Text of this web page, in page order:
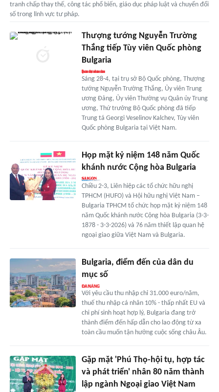
tranh chấp thay thế, công tác phổ biến, giáo dục pháp luật và chuyển đổi
số trong lĩnh vực tư pháp.
Thượng tướng Nguyễn Trường
Thắng tiếp Tùy viên Quốc phòng
Bulgaria
Sáng 28-4, tại trụ sở Bộ Quốc phòng, Thượng
tướng Nguyễn Trường Thắng, Ủy viên Trung
ương Đảng, Ủy viên Thường vụ Quân ủy Trung
ương, Thứ trưởng Bộ Quốc phòng đã tiếp
Trung tá Georgi Veselinov Kalchev, Tùy viên
Quốc phòng Bulgaria tại Việt Nam.
Họp mặt kỷ niệm 148 năm Quốc
khánh nước Cộng hòa Bulgaria
Chiều 2-3, Liên hiệp các tổ chức hữu nghị
TPHCM (HUFO) và Hội hữu nghị Việt Nam –
Bulgaria TPHCM tổ chức họp mặt kỷ niệm 148
năm Quốc khánh nước Cộng hòa Bulgaria (3-3-
1878 - 3-3-2026) và 76 năm thiết lập quan hệ
ngoại giao giữa Việt Nam và Bulgaria.
Bulgaria, điểm đến của dân du
mục số
Với yêu cầu thu nhập chỉ 31.000 euro/năm,
thuế thu nhập cá nhân 10% - thấp nhất EU và
chi phí sinh hoạt hợp lý, Bulgaria đang trở
thành điểm đến hấp dẫn cho lao động từ xa
toàn cầu muốn tận hưởng cuộc sống châu Âu.
Gặp mặt 'Phú Thọ-hội tụ, hợp tác
và phát triển' nhân 80 năm thành
lập ngành Ngoại giao Việt Nam